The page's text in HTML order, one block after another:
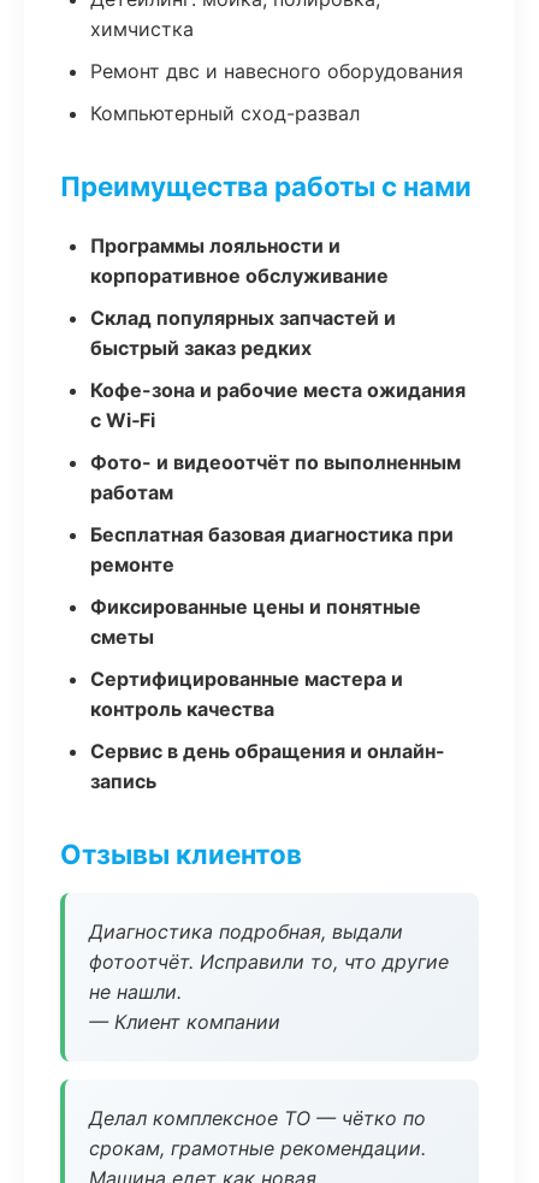
химчистка
Ремонт двс и навесного оборудования
Компьютерный сход-развал
Преимущества работы с нами
Программы лояльности и
корпоративное обслуживание
Склад популярных запчастей и
быстрый заказ редких
Кофе-зона и рабочие места ожидания
с Wi‑Fi
Фото- и видеоотчёт по выполненным
работам
Бесплатная базовая диагностика при
ремонте
Фиксированные цены и понятные
сметы
Сертифицированные мастера и
контроль качества
Сервис в день обращения и онлайн-
запись
Отзывы клиентов
Диагностика подробная, выдали
фотоотчёт. Исправили то, что другие
не нашли.
— Клиент компании
Делал комплексное ТО — чётко по
срокам, грамотные рекомендации.
Машина едет как новая.